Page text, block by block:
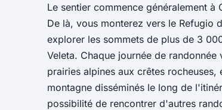
Le sentier commence généralement
De là, vous monterez vers le Refugio
explorer les sommets de plus de 3
Veleta. Chaque journée de randonnée
prairies alpines aux crêtes
montagne disséminés le long de
possibilité de rencontrer d'autres